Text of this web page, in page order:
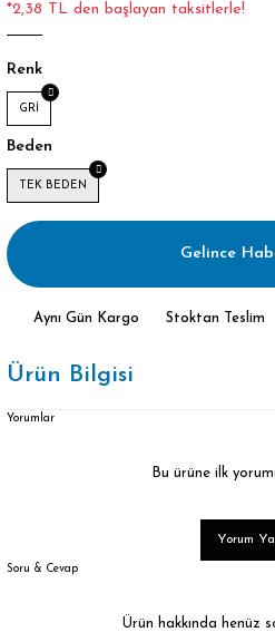
*2,38 TL den başlayan taksitlerle!
Renk
GRİ
Beden
TEK BEDEN
Gelince
Aynı Gün Kargo Stoktan Teslim
Ürün Bilgisi
Yorumlar
Bu ürüne ilk
Yorum
Soru & Cevap
Ürün hakkında henüz